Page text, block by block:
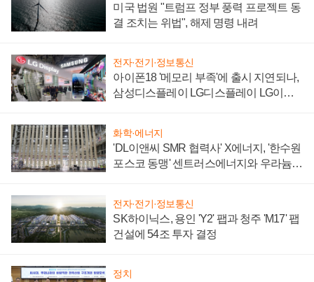
미국 법원 "트럼프 정부 풍력 프로젝트 동
결 조치는 위법", 해제 명령 내려
전자·전기·정보통신
아이폰18 '메모리 부족'에 출시 지연되나,
삼성디스플레이 LG디스플레이 LG이노
화학·에너지
'DL이앤씨 SMR 협력사' X에너지, '한수원
포스코 동맹' 센트러스에너지와 우라늄
전자·전기·정보통신
SK하이닉스, 용인 'Y2' 팹과 청주 'M17' 팹
건설에 54조 투자 결정
정치